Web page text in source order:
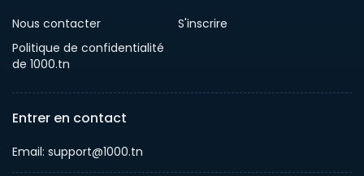
Nous contacter
S'inscrire
Politique de confidentialité
de 1000.tn
Entrer en contact
Email: support@1000.tn